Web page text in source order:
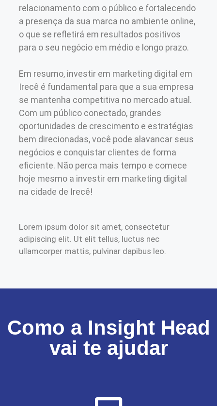
relacionamento com o público e fortalecendo
a presença da sua marca no ambiente online,
o que se refletirá em resultados positivos
para o seu negócio em médio e longo prazo.
Em resumo, investir em marketing digital em
Irecê é fundamental para que a sua empresa
se mantenha competitiva no mercado atual.
Com um público conectado, grandes
oportunidades de crescimento e estratégias
bem direcionadas, você pode alavancar seus
negócios e conquistar clientes de forma
eficiente. Não perca mais tempo e comece
hoje mesmo a investir em marketing digital
na cidade de Irecê!
Lorem ipsum dolor sit amet, consectetur
adipiscing elit. Ut elit tellus, luctus nec
ullamcorper mattis, pulvinar dapibus leo.
Como a Insight Head
vai te ajudar